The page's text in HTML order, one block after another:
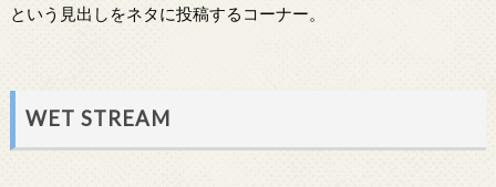
という見出しをネタに投稿するコーナー。
WET STREAM